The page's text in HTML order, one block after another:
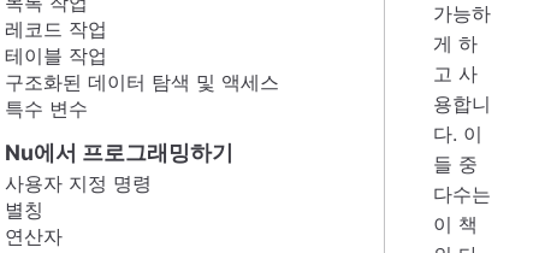
레코드 작업
테이블 작업
구조화된 데이터 탐색 및 액세스
특수 변수
Nu에서 프로그래밍하기
사용자 지정 명령
별칭
연산자
가능하
게 하
고 사
용합니
다. 이
들 중
다수는
이 책